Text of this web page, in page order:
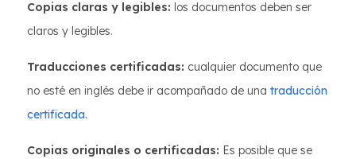
Copias claras y legibles: los documentos deben ser
claros y legibles.
Traducciones certificadas: cualquier documento que
no esté en inglés debe ir acompañado de una traducción
certificada.
Copias originales o certificadas: Es posible que se